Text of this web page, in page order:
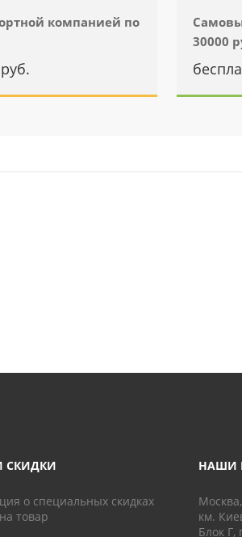
компанией по
30000
СКИДКИ
о специальных скидках
товар
НАШИ
км.
Блок Г,